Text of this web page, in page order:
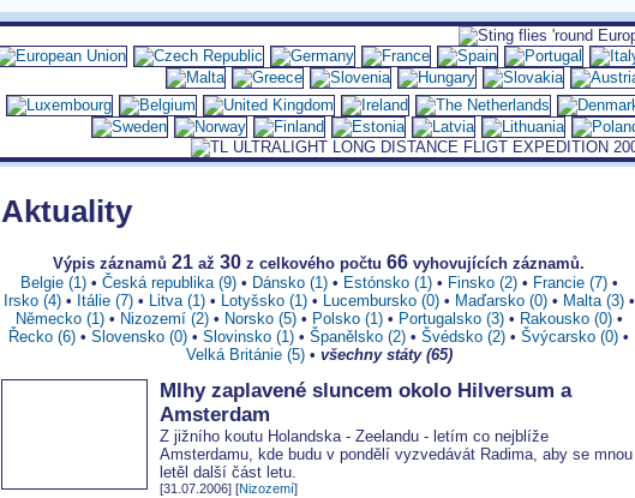
Aktuality
Výpis záznamů 21 až 30 z celkového počtu 66 vyhovujících záznamů.
Belgie (1)• Česká republika (9)• Dánsko (1)• Estónsko (1)• Finsko (2)• Francie (7)•
Irsko (4)• Itálie (7)• Litva (1)• Lotyšsko (1)• Lucembursko (0)• Maďarsko (0)• Malta (3)•
Německo (1)• Nizozemí (2)• Norsko (5)• Polsko (1)• Portugalsko (3)• Rakousko (0)•
Řecko (6) • Slovensko (0) • Slovinsko (1) • Španělsko (2) • Švédsko (2) • Švýcarsko (0) •
Velká Británie (5)• všechny státy (65)
Mlhy zaplavené sluncem okolo Hilversum a
Amsterdam
Z jižního koutu Holandska - Zeelandu - letím co nejblíže
Amsterdamu, kde budu v pondělí vyzvedávát Radima aby se mnou
letěl další část letu.
[31.07.2006] [Nizozemí]